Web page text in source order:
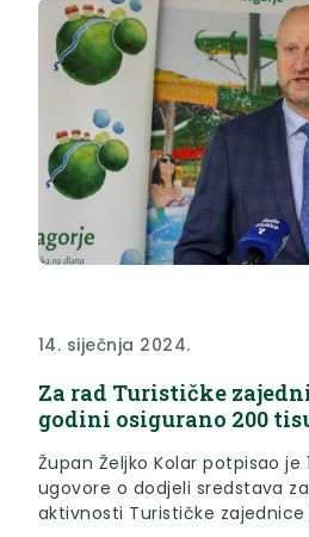
14. siječnja 2024.
Za rad Turističke
godini osigurano 200
Župan Željko Kolar potpisao je
ugovore o dodjeli sredstava
aktivnosti Turističke